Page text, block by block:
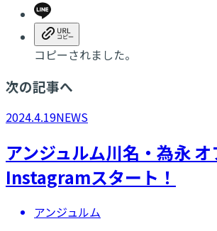
コピーされました。
次の記事へ
2024.4.19NEWS
アンジュルム川名・為永
Instagramスタート！
アンジュルム